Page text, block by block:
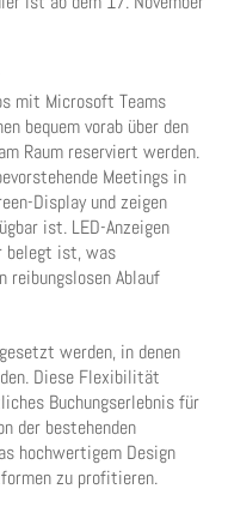
mit Microsoft Teams
bequem vorab über den
Raum reserviert werden.
Meetings in
Display und zeigen
ist. LED-Anzeigen
belegt ist, was
reibungslosen Ablauf
werden, in denen
Diese Flexibilität
Buchungserlebnis für
der bestehenden
hochwertigem Design
zu profitieren.